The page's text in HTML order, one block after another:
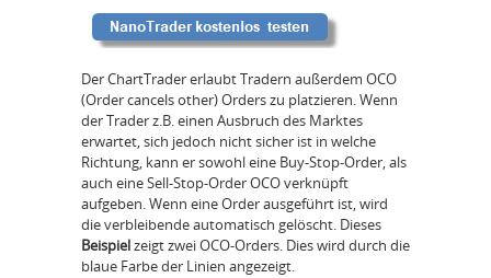
Der ChartTrader erlaubt Tradern außerdem OCO
(Order cancels other) Orders zu platzieren. Wenn
der Trader z.B. einen Ausbruch des Marktes
erwartet, sich jedoch nicht sicher ist in welche
Richtung, kann er sowohl eine Buy-Stop-Order, als
auch eine Sell-Stop-Order OCO verknüpft
aufgeben. Wenn eine Order ausgeführt ist, wird
die verbleibende automatisch gelöscht. Dieses
Beispielzeigt zwei OCO-Orders. Dies wird durch die
blaue Farbe der Linien angezeigt.